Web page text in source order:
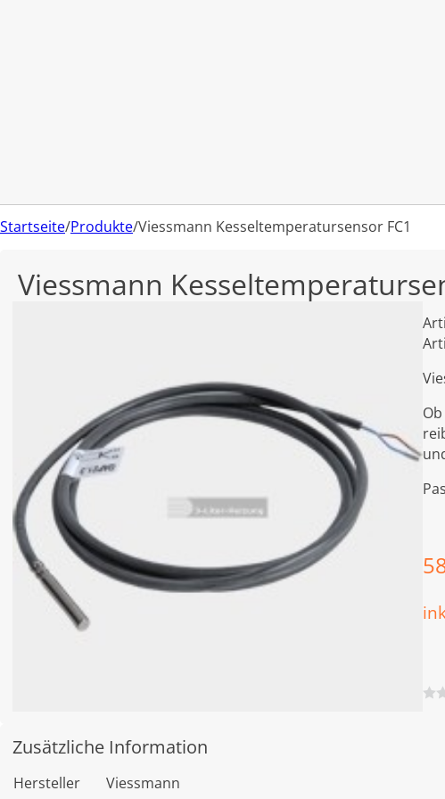
Startseite/Produkte/Viessmann Kesseltemperatursensor FC1
Viessmann
Zusätzliche Information
Hersteller Viessmann